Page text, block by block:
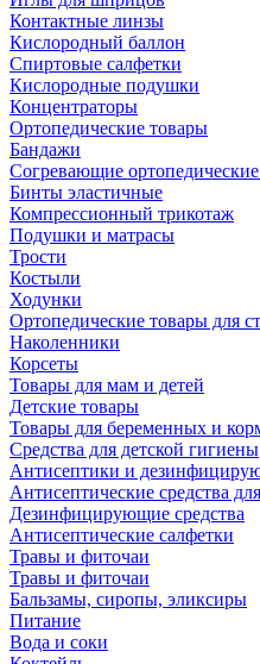
Контактные линзы
Кислородный баллон
Спиртовые салфетки
Кислородные подушки
Концентраторы
Ортопедические товары
Бандажи
Согревающие
Бинты эластичные
Компрессионный трикотаж
Подушки и матрасы
Трости
Костыли
Ходунки
Ортопедические товары для
Наколенники
Корсеты
Товары для мам и детей
Детские товары
Товары для беременных и
Средства для детской гигиены
Антисептики и
Антисептические средства
Дезинфицирующие средства
Антисептические салфетки
Травы и фиточаи
Травы и фиточаи
Бальзамы, сиропы, эликсиры
Питание
Вода и соки